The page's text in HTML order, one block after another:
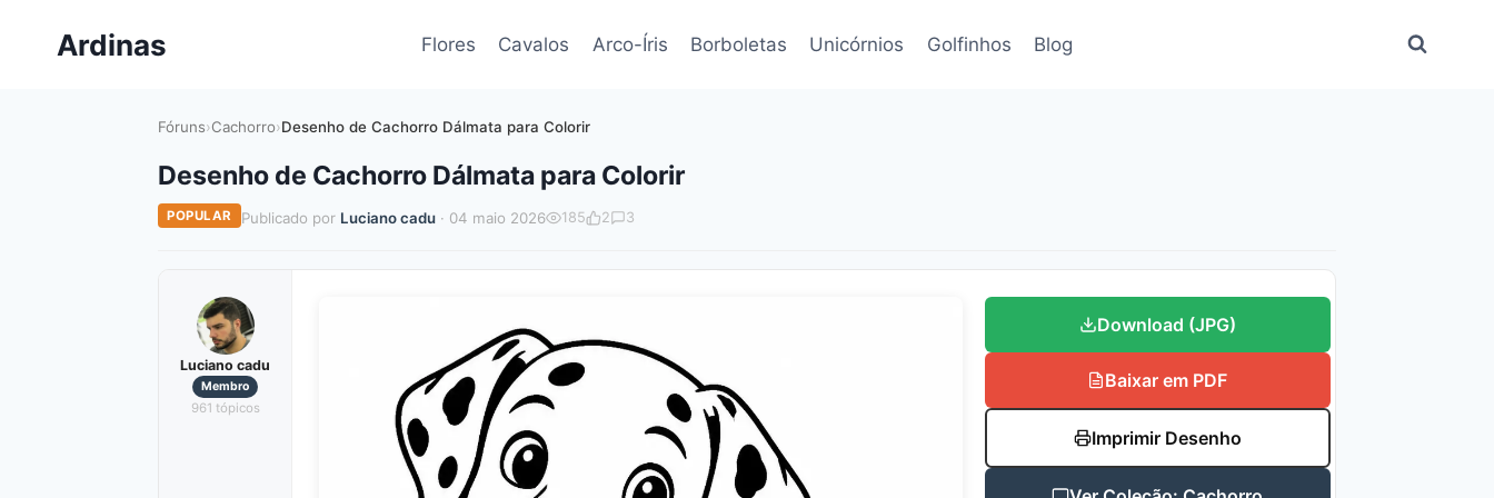
Ardinas Flores Cavalos Arco-Íris Borboletas Unicórnios Golfinhos Blog
Fóruns›Cachorro›Desenho de Cachorro Dálmata para Colorir
Desenho de Cachorro Dálmata para Colorir
POPULAR Publicado por Luciano cadu· 04 maio 2026 185 2 3
Luciano cadu
Membro
961 tópicos
Download (JPG)
Baixar em PDF
Imprimir Desenho